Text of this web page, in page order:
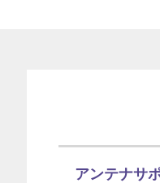
アンテナサ